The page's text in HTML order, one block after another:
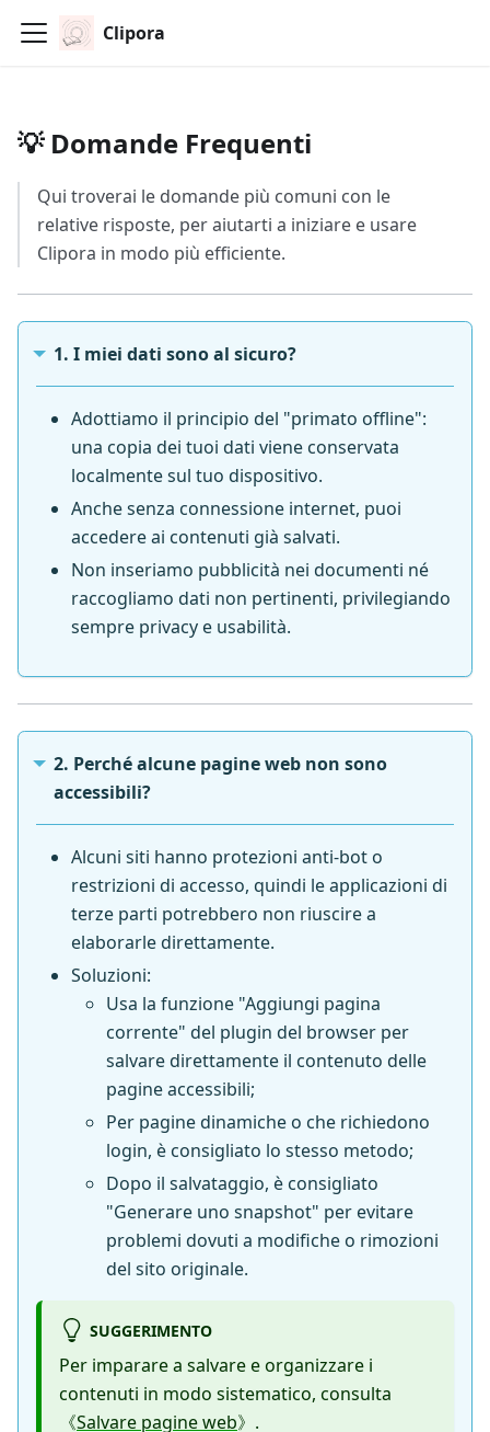
Clipora
💡 Domande Frequenti
Qui troverai le domande più comuni con le
relative risposte, per aiutarti a iniziare e usare
Clipora in modo più efficiente.
1. I miei dati sono al sicuro?
Adottiamo il principio del "primato offline":
una copia dei tuoi dati viene conservata
localmente sul tuo dispositivo.
Anche senza connessione internet, puoi
accedere ai contenuti già salvati.
Non inseriamo pubblicità nei documenti né
raccogliamo dati non pertinenti, privilegiando
sempre privacy e usabilità.
2. Perché alcune pagine web non sono
accessibili?
Alcuni siti hanno protezioni anti-bot o
restrizioni di accesso, quindi le applicazioni di
terze parti potrebbero non riuscire a
elaborarle direttamente.
Soluzioni:
Usa la funzione "Aggiungi pagina
corrente" del plugin del browser per
salvare direttamente il contenuto delle
pagine accessibili;
Per pagine dinamiche o che richiedono
login, è consigliato lo stesso metodo;
Dopo il salvataggio, è consigliato
"Generare uno snapshot" per evitare
problemi dovuti a modifiche o rimozioni
del sito originale.
SUGGERIMENTO
Per imparare a salvare e organizzare i
contenuti in modo sistematico, consulta
《Salvare pagine web》.